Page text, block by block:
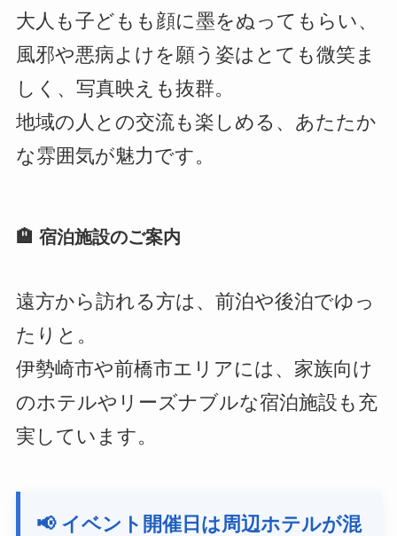
大人も子どもも顔に墨をぬってもらい、
風邪や悪病よけを願う姿はとても微笑ま
しく、写真映えも抜群。
地域の人との交流も楽しめる、あたたか
な雰囲気が魅力です。
🏨 宿泊施設のご案内
遠方から訪れる方は、前泊や後泊でゆっ
たりと。
伊勢崎市や前橋市エリアには、家族向け
のホテルやリーズナブルな宿泊施設も充
実しています。
📢 イベント開催日は周辺ホテルが混